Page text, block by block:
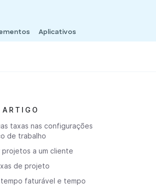
Aplicativos
ARTIGO
taxas nas configurações
de trabalho
projetos a um cliente
de projeto
faturável e tempo